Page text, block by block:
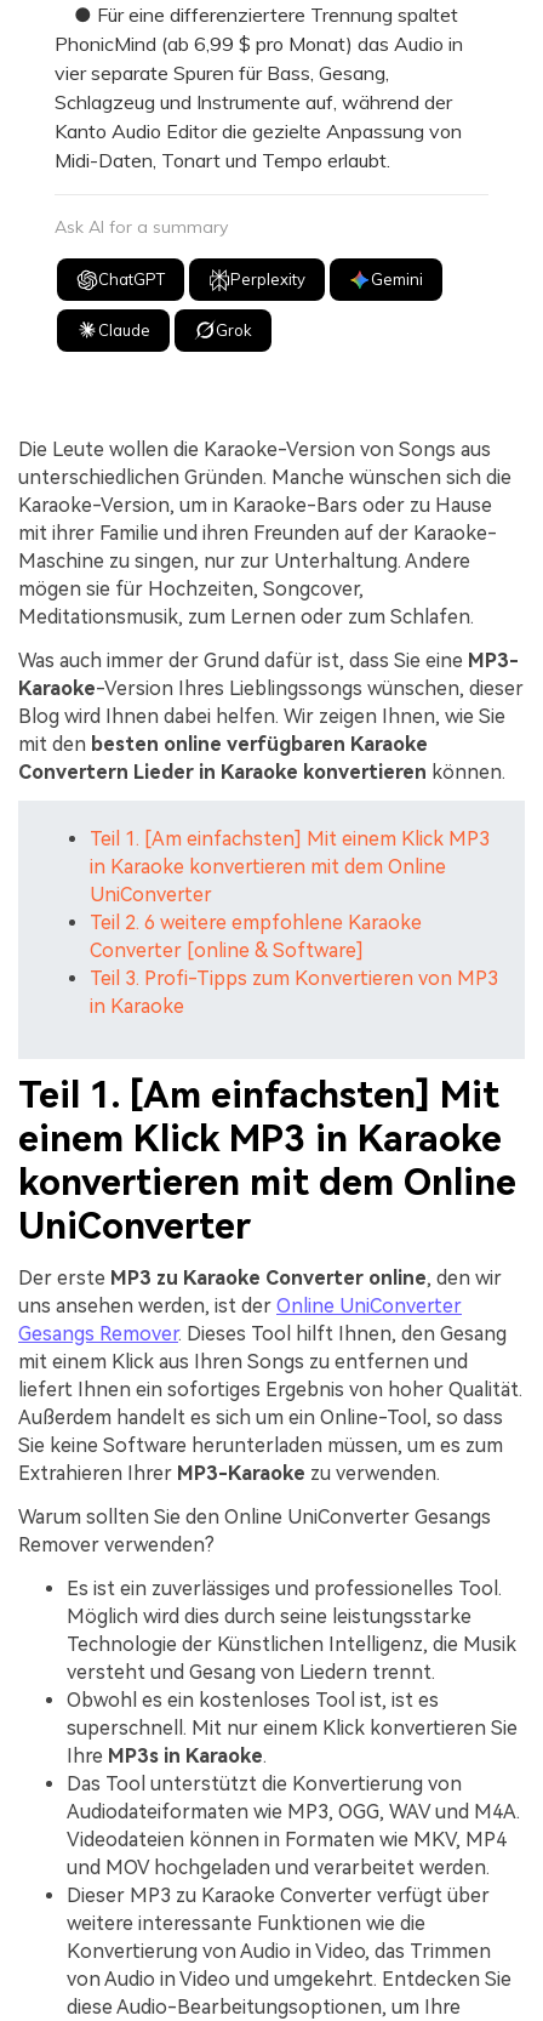
● Für eine differenziertere Trennung spaltet
PhonicMind (ab 6,99 $ pro Monat) das Audio in
vier separate Spuren für Bass, Gesang,
Schlagzeug und Instrumente auf, während der
Kanto Audio Editor die gezielte Anpassung von
Midi-Daten, Tonart und Tempo erlaubt.
Ask AI for a summary
ChatGPT Perplexity Gemini
Claude Grok
Die Leute wollen die Karaoke-Version von Songs aus
unterschiedlichen Gründen. Manche wünschen sich die
Karaoke-Version, um in Karaoke-Bars oder zu Hause
mit ihrer Familie und ihren Freunden auf der Karaoke-
Maschine zu singen, nur zur Unterhaltung. Andere
mögen sie für Hochzeiten, Songcover,
Meditationsmusik, zum Lernen oder zum Schlafen.
Was auch immer der Grund dafür ist, dass Sie eine MP3-
Karaoke-Version Ihres Lieblingssongs wünschen, dieser
Blog wird Ihnen dabei helfen. Wir zeigen Ihnen, wie Sie
mit den besten online verfügbaren Karaoke
Convertern Lieder in Karaoke konvertieren können.
Teil 1. [Am einfachsten] Mit einem Klick MP3
in Karaoke konvertieren mit dem Online
UniConverter
Teil 2. 6 weitere empfohlene Karaoke
Converter [online & Software]
Teil 3. Profi-Tipps zum Konvertieren von MP3
in Karaoke
Teil 1. [Am einfachsten] Mit
einem Klick MP3 in Karaoke
konvertieren mit dem Online
UniConverter
Der erste MP3 zu Karaoke Converter online, den wir
uns ansehen werden, ist der Online UniConverter
Gesangs Remover. Dieses Tool hilft Ihnen, den Gesang
mit einem Klick aus Ihren Songs zu entfernen und
liefert Ihnen ein sofortiges Ergebnis von hoher Qualität.
Außerdem handelt es sich um ein Online-Tool, so dass
Sie keine Software herunterladen müssen, um es zum
Extrahieren Ihrer MP3-Karaoke zu verwenden.
Warum sollten Sie den Online UniConverter Gesangs
Remover verwenden?
Es ist ein zuverlässiges und professionelles Tool.
Möglich wird dies durch seine leistungsstarke
Technologie der Künstlichen Intelligenz, die Musik
versteht und Gesang von Liedern trennt.
Obwohl es ein kostenloses Tool ist, ist es
superschnell. Mit nur einem Klick konvertieren Sie
Ihre MP3s in Karaoke.
Das Tool unterstützt die Konvertierung von
Audiodateiformaten wie MP3, OGG, WAV und M4A.
Videodateien können in Formaten wie MKV, MP4
und MOV hochgeladen und verarbeitet werden.
Dieser MP3 zu Karaoke Converter verfügt über
weitere interessante Funktionen wie die
Konvertierung von Audio in Video, das Trimmen
von Audio in Video und umgekehrt. Entdecken Sie
diese Audio-Bearbeitungsoptionen, um Ihre